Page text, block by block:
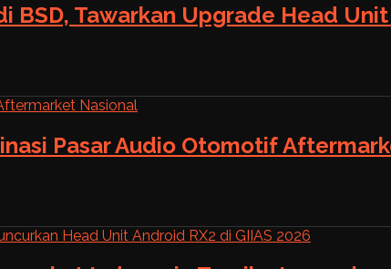
BSD, Tawarkan Upgrade Head
Pasar Audio Otomotif